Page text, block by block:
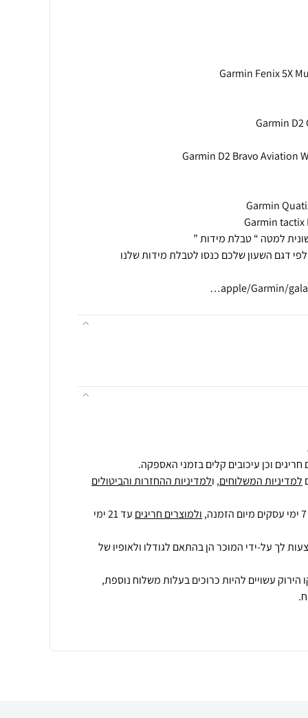
וכן עיכובים קלים בזמני האספקה.
למדיניות המשלוחים, ולמדיניות ההחזרות והביטולים
ולמוצרים חריגים עד 21 ימי
לך על-ידי המוכר הן בהתאם לגודלו ולאופיו של
הירוק עשויים להיות כרוכים בעלות משלוח נוספת,